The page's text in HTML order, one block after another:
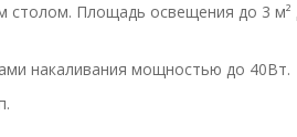
столом. Площадь освещения до 3
накаливания мощностью до 40Вт.